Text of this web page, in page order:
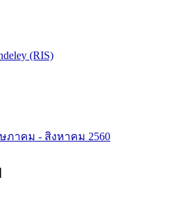
(RIS)
ภาคม - สิงหาคม 2560